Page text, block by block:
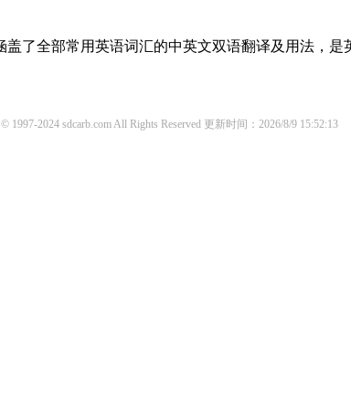
了全部常用英语词汇的中英文双语翻译及用法，是
1997-2024 sdcarb.com All Rights Reserved 更新时间：2026/8/9 15:52:13